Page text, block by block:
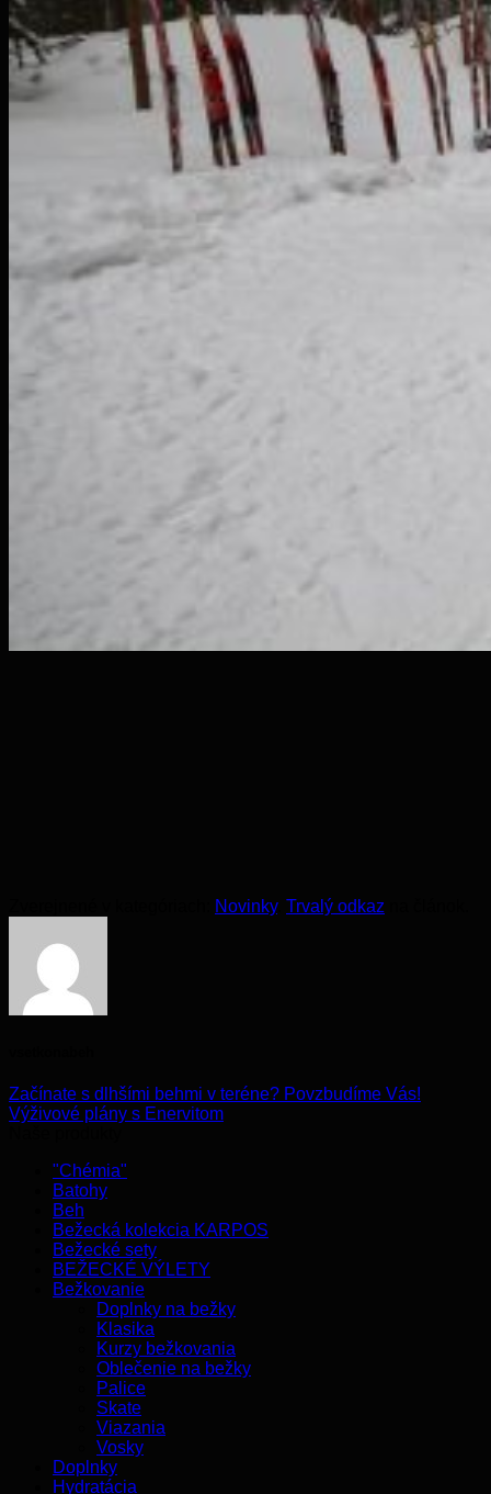
Novinky. Trvalý odkaz
Začínate s dlhšími behmi v teréne? Povzbudíme Vás!
Výživové plány s Enervitom
"Chémia"
Batohy
Beh
Bežecká kolekcia KARPOS
Bežecké sety
BEŽECKÉ VÝLETY
Bežkovanie
Doplnky na bežky
Klasika
Kurzy bežkovania
Oblečenie na bežky
Palice
Skate
Viazania
Vosky
Doplnky
Hydratácia